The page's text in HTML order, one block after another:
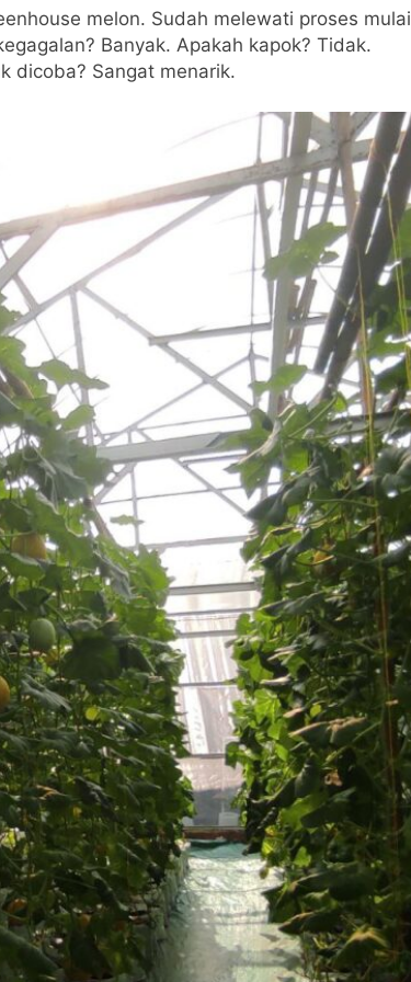
melon. Sudah melewati proses mulai
Banyak. Apakah kapok? Tidak.
dicoba? Sangat menarik.